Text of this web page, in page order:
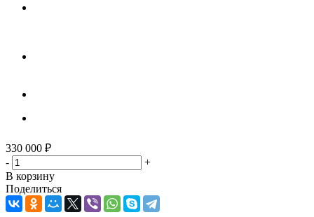
330 000 ₽
-
+
В корзину
Поделиться